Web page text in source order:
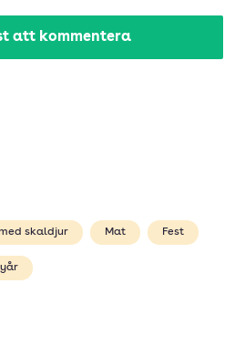
att kommentera
skaldjur Mat Fest